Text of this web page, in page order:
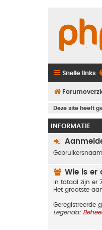
Snelle links
Deze site heeft
INFORMATIE
Wie is er
In totaal zijn er
Het grootste
Geregistreerde
Legenda: